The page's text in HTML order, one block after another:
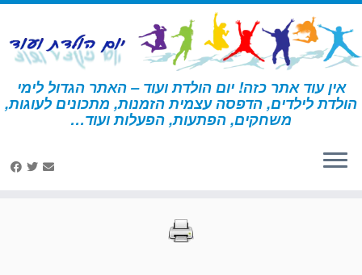
דלג
לתוכן
אין עוד אתר כזה! יום הולדת ועוד – האתר הגדול לימי
הולדת לילדים, הדפסה עצמית הזמנות, מתכונים לעוגות,
משחקים, הפתעות, הפעלות ועוד… דף הבית » הדפסות – אבירים » עמוד 57
הדפסות – אבירים